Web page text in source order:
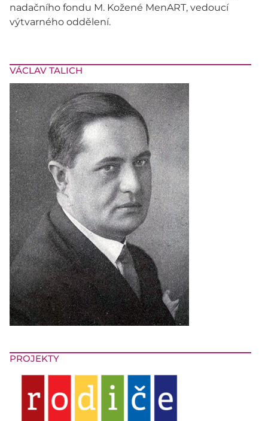
VÁCLAV TALICH
PROJEKTY
nadačního fondu M. Kožené MenART, vedoucí
výtvarného oddělení.